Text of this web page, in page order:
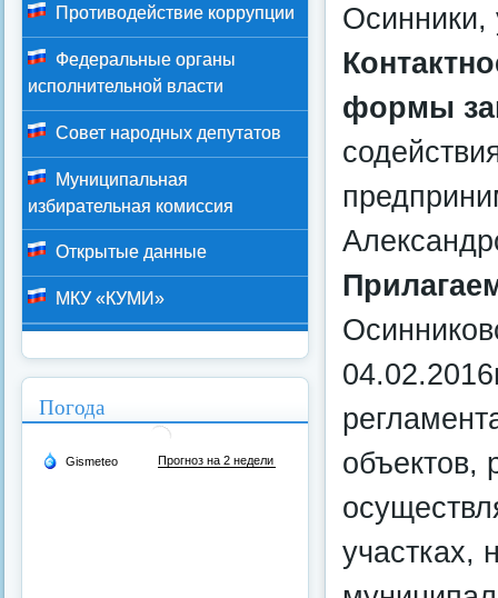
Осинники,
формы
объектов,
участках,
Противодействие коррупции
Федеральные органы
исполнительной власти
Совет народных депутатов
Муниципальная
избирательная комиссия
Открытые данные
МКУ «КУМИ»
Погода